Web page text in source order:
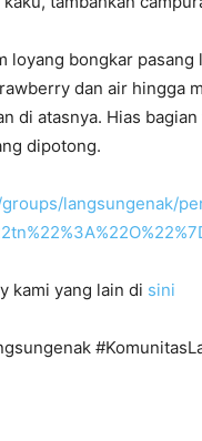
loyang bongkar pasang
dan air hingga
di atasnya. Hias
dipotong.
langsungenak/
kami yang lain di sini